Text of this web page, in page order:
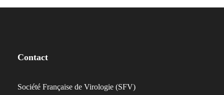
Contact
Société Française de Virologie (SFV)